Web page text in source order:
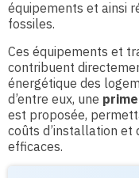
équipements et ainsi
fossiles.
Ces équipements et
contribuent
énergétique des
d’entre eux, une
est proposée,
coûts d’installation et
efficaces.